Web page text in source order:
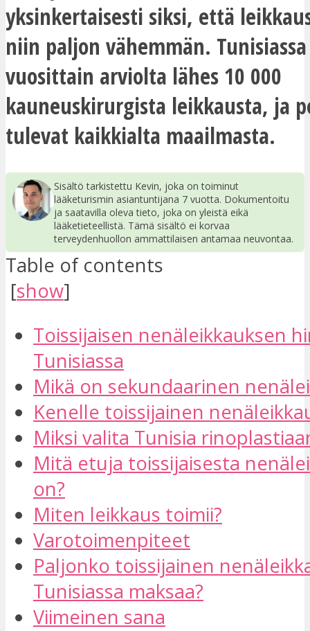
yksinkertaisesti siksi, että
niin paljon vähemmän.
vuosittain arviolta lähes 10 000
kauneuskirurgista leikkausta, ja
tulevat kaikkialta maailmasta.
Sisältö tarkistettu Kevin, joka on toiminut
lääketurismin asiantuntijana 7 vuotta. Dokumentoitu
ja saatavilla oleva tieto, joka on yleistä eikä
lääketieteellistä. Tämä sisältö ei korvaa
terveydenhuollon ammattilaisen antamaa neuvontaa.
Table of contents
[show]
Toissijaisen nenäleikkauksen
Tunisiassa
Mikä on sekundaarinen
Kenelle toissijainen
Miksi valita Tunisia
Mitä etuja toissijaisesta
on?
Miten leikkaus toimii?
Varotoimenpiteet
Paljonko toissijainen
Tunisiassa maksaa?
Viimeinen sana